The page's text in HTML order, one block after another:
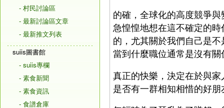
- 村民討論區
- 最新討論區文章
- 最新推文列表
suiis圖書館
- suiis專欄
- 素食新聞
- 素食資訊
- 食譜倉庫
的確，全球化的高度競爭
急惶惶地想在這不確定的
的，尤其關於我們自己是
當到什麼職位通常是沒有關
真正的快樂，決定在於與
是否有一群相知相惜的好